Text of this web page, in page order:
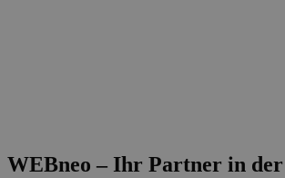
WEBneo – Ihr Partner in